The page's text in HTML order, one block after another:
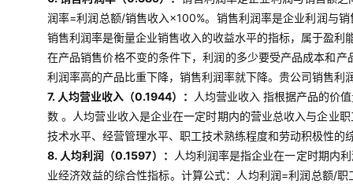
润率=利润总额/销售收入×100%。销售利润率是企业利润与
销售利润率是衡量企业销售收入的收益水平的指标，属于盈利
在产品销售价格不变的条件下，利润的多少要受产品成本和
利润率高的产品比重下降，销售利润率就下降。贵公司销售
7. 人均营业收入（0.1944）：
人均营业收入 指根据产品的价
数 。人均营业收入是企业在一定时期内的营业总收入与企业
技术水平、经营管理水平、职工技术熟练程度和劳动积极性
8. 人均利润（0.1597）：
人均利润率是指企业在一定时期内
业经济效益的综合性指标。计算公式：人均利润=利润总额/